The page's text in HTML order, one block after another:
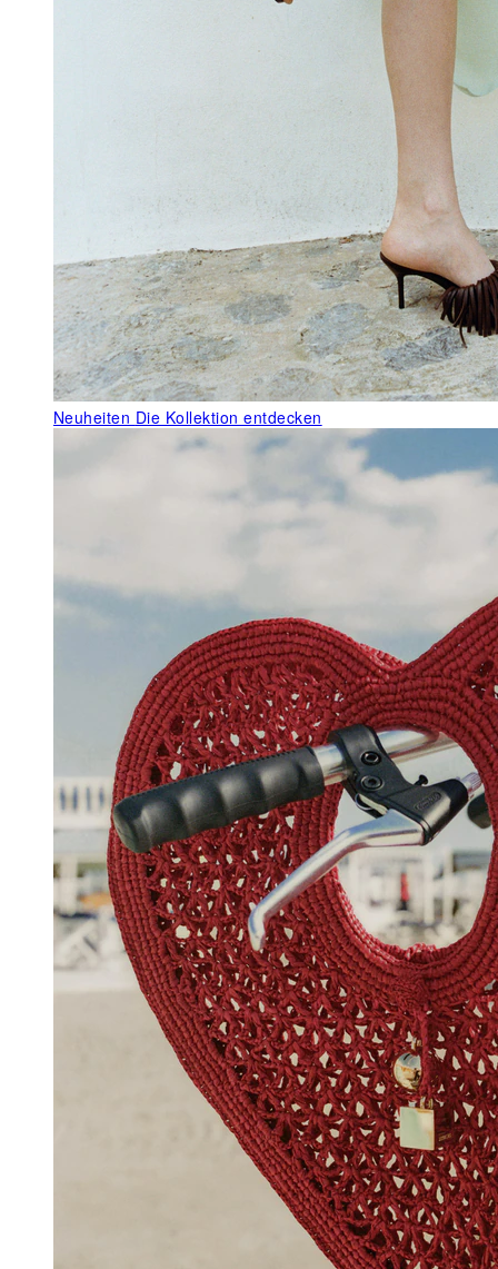
Neuheiten Die Kollektion entdecken